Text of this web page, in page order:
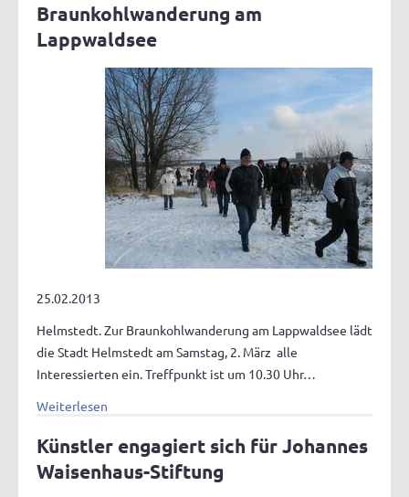
Braunkohlwanderung am
Lappwaldsee
25.02.2013
Helmstedt. Zur Braunkohlwanderung am Lappwaldsee lädt
die Stadt Helmstedt am Samstag, 2. März alle
Interessierten ein. Treffpunkt ist um 10.30 Uhr…
Weiterlesen
Künstler engagiert sich für Johannes
Waisenhaus-Stiftung